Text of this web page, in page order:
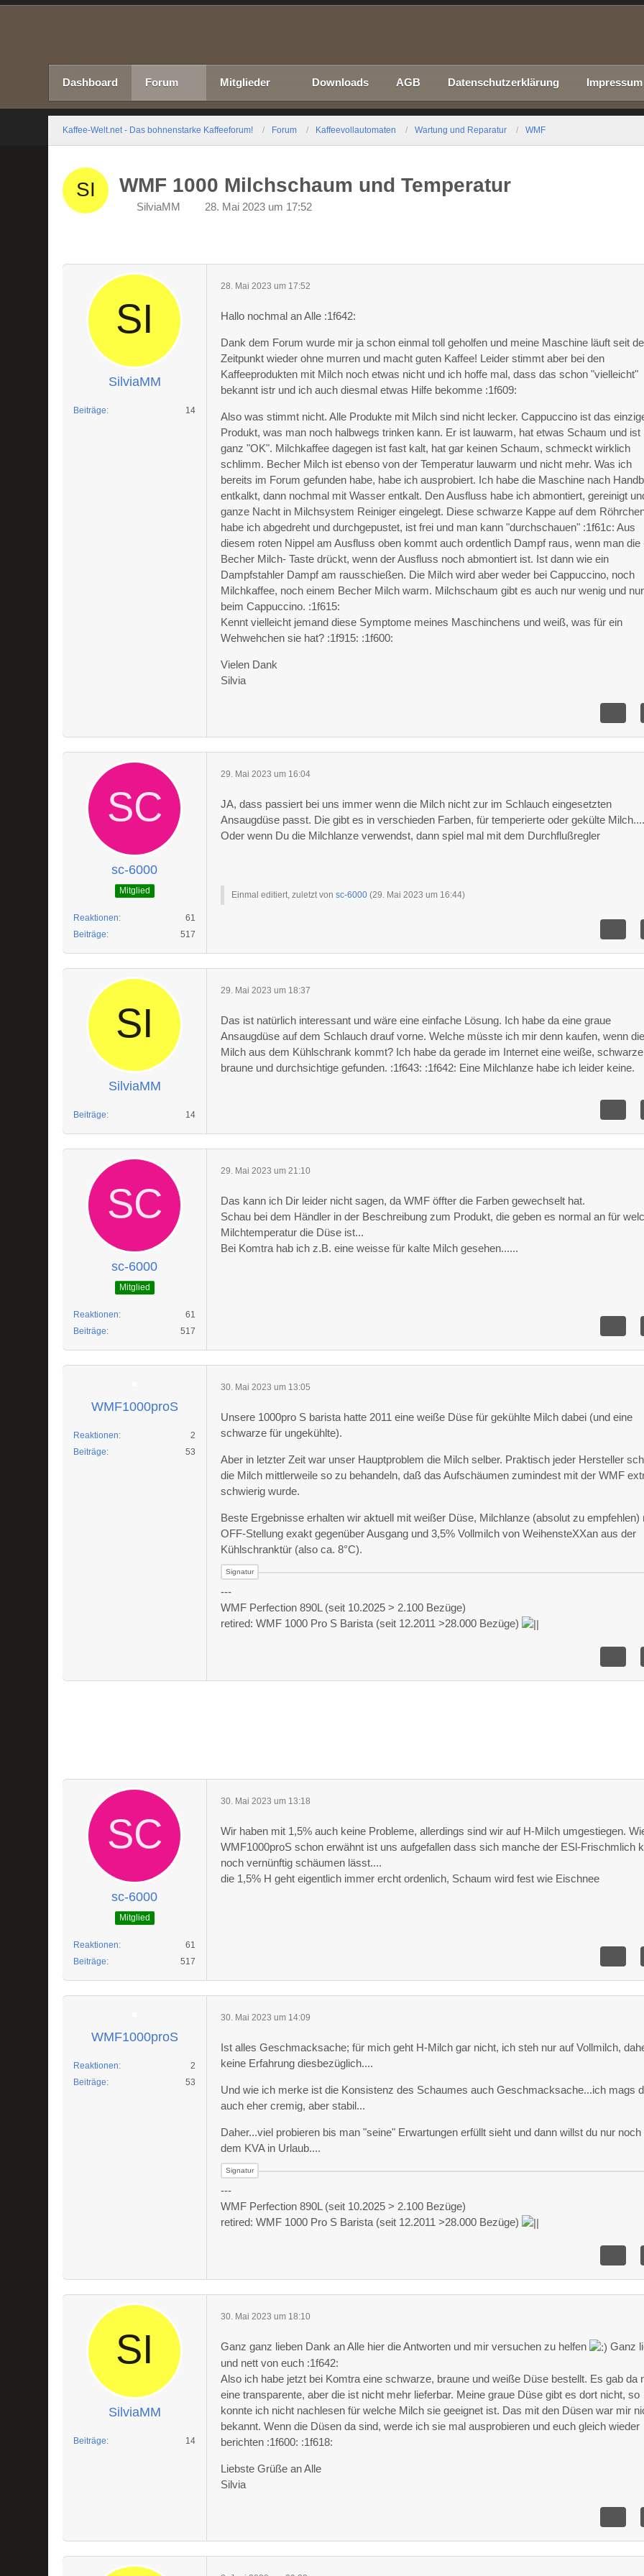
Dashboard Forum Mitglieder Downloads AGB Datenschutzerklärung Impressum
Kaffee-Welt.net - Das bohnenstarke Kaffeeforum! Forum Kaffeevollautomaten Wartung und Reparatur WMF
WMF 1000 Milchschaum und Temperatur
SilviaMM 28. Mai 2023 um 17:52
SilviaMM
Beiträge 14
28. Mai 2023 um 17:52
Hallo nochmal an Alle :1f642:
Dank dem Forum wurde mir ja schon einmal toll geholfen und meine Maschine läuft seit
Zeitpunkt wieder ohne murren und macht guten Kaffee! Leider stimmt aber bei den
Kaffeeprodukten mit Milch noch etwas nicht und ich hoffe mal, dass das schon "vielleicht"
bekannt istr und ich auch diesmal etwas Hilfe bekomme :1f609:
Also was stimmt nicht. Alle Produkte mit Milch sind nicht lecker. Cappuccino ist das
Produkt, was man noch halbwegs trinken kann. Er ist lauwarm, hat etwas Schaum und ist
ganz "OK". Milchkaffee dagegen ist fast kalt, hat gar keinen Schaum, schmeckt wirklich
schlimm. Becher Milch ist ebenso von der Temperatur lauwarm und nicht mehr. Was ich
bereits im Forum gefunden habe, habe ich ausprobiert. Ich habe die Maschine nach
entkalkt, dann nochmal mit Wasser entkalt. Den Ausfluss habe ich abmontiert, gereinigt
ganze Nacht in Milchsystem Reiniger eingelegt. Diese schwarze Kappe auf dem
habe ich abgedreht und durchgepustet, ist frei und man kann "durchschauen" :1f61c: Aus
diesem roten Nippel am Ausfluss oben kommt auch ordentlich Dampf raus, wenn man die
Becher Milch- Taste drückt, wenn der Ausfluss noch abmontiert ist. Ist dann wie ein
Dampfstahler Dampf am rausschießen. Die Milch wird aber weder bei Cappuccino, noch
Milchkaffee, noch einem Becher Milch warm. Milchschaum gibt es auch nur wenig und nur
beim Cappuccino. :1f615:
Kennt vielleicht jemand diese Symptome meines Maschinchens und weiß, was für ein
Wehwehchen sie hat? :1f915: :1f600:
Vielen Dank
Silvia
sc-6000
Mitglied
Reaktionen
61
Beiträge
517
29. Mai 2023 um 16:04
JA, dass passiert bei uns immer wenn die Milch nicht zur im Schlauch eingesetzten
Ansaugdüse passt. Die gibt es in verschieden Farben, für temperierte oder gekülte
Oder wenn Du die Milchlanze verwendst, dann spiel mal mit dem Durchflußregler
Einmal editiert, zuletzt vonsc-6000 (29. Mai 2023 um 16:44)
SilviaMM
Beiträge 14
29. Mai 2023 um 18:37
Das ist natürlich interessant und wäre eine einfache Lösung. Ich habe da eine graue
Ansaugdüse auf dem Schlauch drauf vorne. Welche müsste ich mir denn kaufen, wenn
Milch aus dem Kühlschrank kommt? Ich habe da gerade im Internet eine weiße,
braune und durchsichtige gefunden. :1f643: :1f642: Eine Milchlanze habe ich leider keine.
sc-6000
Mitglied
Reaktionen
61
Beiträge
517
29. Mai 2023 um 21:10
Das kann ich Dir leider nicht sagen, da WMF öffter die Farben gewechselt hat.
Schau bei dem Händler in der Beschreibung zum Produkt, die geben es normal an für
Milchtemperatur die Düse ist...
Bei Komtra hab ich z.B. eine weisse für kalte Milch gesehen......
WMF1000proS
Reaktionen
2
Beiträge
53
30. Mai 2023 um 13:05
Unsere 1000pro S barista hatte 2011 eine weiße Düse für gekühlte Milch dabei (und eine
schwarze für ungekühlte).
Aber in letzter Zeit war unser Hauptproblem die Milch selber. Praktisch jeder Hersteller
die Milch mittlerweile so zu behandeln, daß das Aufschäumen zumindest mit der WMF
schwierig wurde.
Beste Ergebnisse erhalten wir aktuell mit weißer Düse, Milchlanze (absolut zu empfehlen)
OFF-Stellung exakt gegenüber Ausgang und 3,5% Vollmilch von WeihensteXXan aus der
Kühlschranktür (also ca. 8°C).
---
WMF Perfection 890L (seit 10.2025 > 2.100 Bezüge)
retired: WMF 1000 Pro S Barista (seit 12.2011 >28.000 Bezüge)
sc-6000
Mitglied
Reaktionen
61
Beiträge
517
30. Mai 2023 um 13:18
Wir haben mit 1,5% auch keine Probleme, allerdings sind wir auf H-Milch umgestiegen.
WMF1000proS schon erwähnt ist uns aufgefallen dass sich manche der ESl-Frischmlich
noch vernünftig schäumen lässt....
die 1,5% H geht eigentlich immer ercht ordenlich, Schaum wird fest wie Eischnee
WMF1000proS
Reaktionen
2
Beiträge
53
30. Mai 2023 um 14:09
Ist alles Geschmacksache; für mich geht H-Milch gar nicht, ich steh nur auf Vollmilch,
keine Erfahrung diesbezüglich....
Und wie ich merke ist die Konsistenz des Schaumes auch Geschmacksache...ich mags
auch eher cremig, aber stabil...
Daher...viel probieren bis man "seine" Erwartungen erfüllt sieht und dann willst du nur noch
dem KVA in Urlaub....
---
WMF Perfection 890L (seit 10.2025 > 2.100 Bezüge)
retired: WMF 1000 Pro S Barista (seit 12.2011 >28.000 Bezüge)
SilviaMM
Beiträge 14
30. Mai 2023 um 18:10
Ganz ganz lieben Dank an Alle hier die Antworten und mir versuchen zu helfen
Ganz
und nett von euch :1f642:
Also ich habe jetzt bei Komtra eine schwarze, braune und weiße Düse bestellt. Es gab da
eine transparente, aber die ist nicht mehr lieferbar. Meine graue Düse gibt es dort nicht, so
konnte ich nicht nachlesen für welche Milch sie geeignet ist. Das mit den Düsen war mir
bekannt. Wenn die Düsen da sind, werde ich sie mal ausprobieren und euch gleich wieder
berichten :1f600: :1f618:
Liebste Grüße an Alle
Silvia